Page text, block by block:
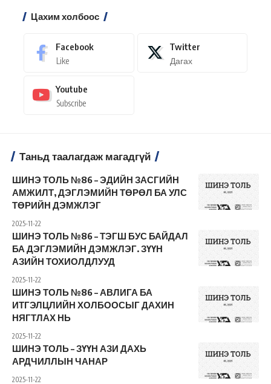
Цахим холбоос
Facebook
Like
Twitter
Дагах
Youtube
Subscribe
Таньд таалагдаж магадгүй
ШИНЭ ТОЛЬ №86 – ЭДИЙН ЗАСГИЙН
АМЖИЛТ, ДЭГЛЭМИЙН ТӨРӨЛ БА УЛС
ТӨРИЙН ДЭМЖЛЭГ
2025-11-22
ШИНЭ ТОЛЬ №86 – ТЭГШ БУС БАЙДАЛ
БА ДЭГЛЭМИЙН ДЭМЖЛЭГ. ЗҮҮН
АЗИЙН ТОХИОЛДЛУУД
2025-11-22
ШИНЭ ТОЛЬ №86 – АВЛИГА БА
ИТГЭЛЦЛИЙН ХОЛБООСЫГ ДАХИН
НЯГТЛАХ НЬ
2025-11-22
ШИНЭ ТОЛЬ – ЗҮҮН АЗИ ДАХЬ
АРДЧИЛЛЫН ЧАНАР
2025-11-22